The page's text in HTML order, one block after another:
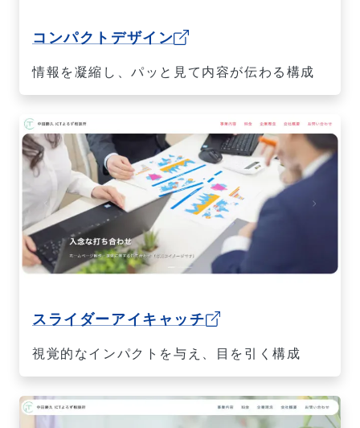
コンパクトデザイン
情報を凝縮し、パッと見て内容が伝わる構成
スライダーアイキャッチ
視覚的なインパクトを与え、目を引く構成